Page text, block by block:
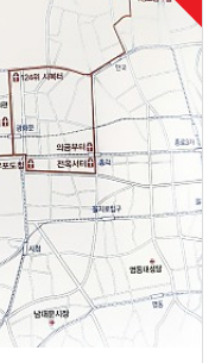
울 제3코스 안내] GPX …